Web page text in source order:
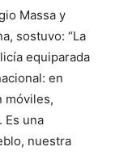
Massa y
sostuvo: “La
equiparada
en
móviles,
Es una
nuestra